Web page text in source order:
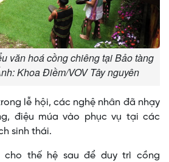
văn hoá cồng chiêng tại Bảo tàng
Khoa Điềm/VOV Tây nguyên
lễ hội, các nghệ nhân đã nhạy
điệu múa vào phục vụ tại các
sinh thái.
cho thế hệ sau để duy trì cồng